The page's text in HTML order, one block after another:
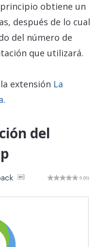
principio obtiene un
después de lo cual
del número de
que utilizará.
extensión La
.
del